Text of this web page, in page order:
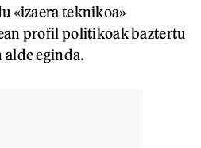
«izaera teknikoa»
profil politikoak baztertu
eginda.